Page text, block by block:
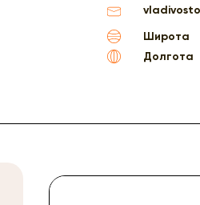
Широта
Долгота